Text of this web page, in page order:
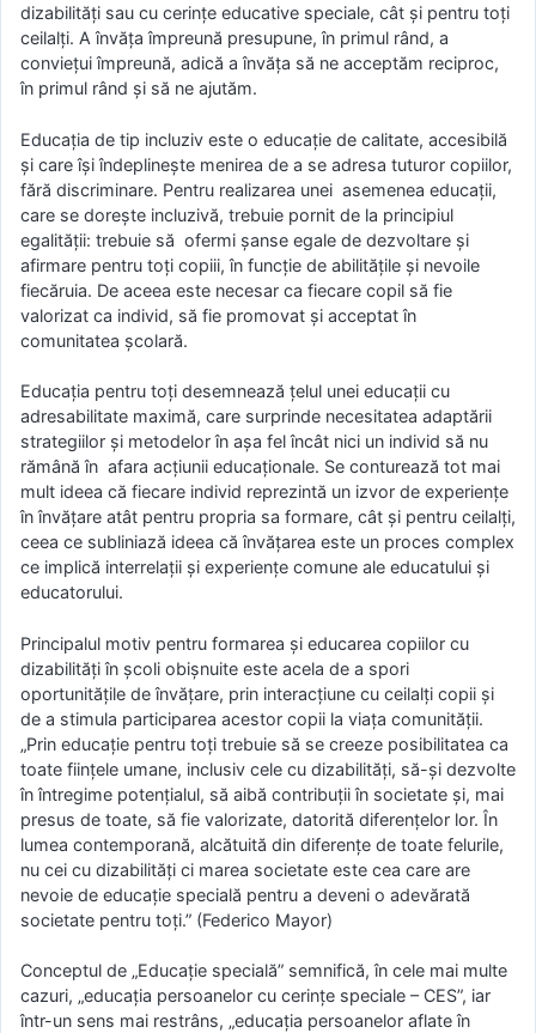
dizabilități sau cu cerințe educative speciale, cât și pentru toți
ceilalți. A învăța împreună presupune, în primul rând, a
conviețui împreună, adică a învăța să ne acceptăm reciproc,
în primul rând și să ne ajutăm.
Educația de tip incluziv este o educaţie de calitate, accesibilă
şi care îşi îndeplineşte menirea de a se adresa tuturor copiilor,
fără discriminare. Pentru realizarea unei asemenea educații,
care se dorește incluzivă, trebuie pornit de la principiul
egalității: trebuie să ofermi șanse egale de dezvoltare și
afirmare pentru toți copiii, în funcție de abilitățile și nevoile
fiecăruia. De aceea este necesar ca fiecare copil să fie
valorizat ca individ, să fie promovat și acceptat în
comunitatea școlară.
Educaţia pentru toţi desemnează ţelul unei educaţii cu
adresabilitate maximă, care surprinde necesitatea adaptării
strategiilor şi metodelor în aşa fel încât nici un individ să nu
rămână în afara acţiunii educaţionale. Se conturează tot mai
mult ideea că fiecare individ reprezintă un izvor de experienţe
în învăţare atât pentru propria sa formare, cât şi pentru ceilalţi,
ceea ce subliniază ideea că învăţarea este un proces complex
ce implică interrelaţii şi experienţe comune ale educatului şi
educatorului.
Principalul motiv pentru formarea şi educarea copiilor cu
dizabilităţi în școli obișnuite este acela de a spori
oportunităţile de învăţare, prin interacţiune cu ceilalţi copii şi
de a stimula participarea acestor copii la viaţa comunităţii.
„Prin educaţie pentru toţi trebuie să se creeze posibilitatea ca
toate fiinţele umane, inclusiv cele cu dizabilităţi, să-şi dezvolte
în întregime potenţialul, să aibă contribuţii în societate şi, mai
presus de toate, să fie valorizate, datorită diferenţelor lor. În
lumea contemporană, alcătuită din diferenţe de toate felurile,
nu cei cu dizabilităţi ci marea societate este cea care are
nevoie de educaţie specială pentru a deveni o adevărată
societate pentru toţi.” (Federico Mayor)
Conceptul de „Educaţie specială” semnifică, în cele mai multe
cazuri, „educaţia persoanelor cu cerinţe speciale – CES”, iar
într-un sens mai restrâns, „educaţia persoanelor aflate în